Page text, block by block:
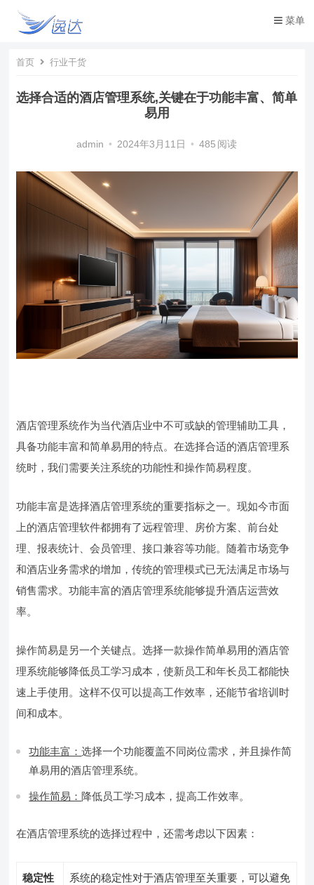
菜单
首页 行业干货
选择合适的酒店管理系统,关键在于功能丰富、简单
易用
admin • 2024年3月11日 • 485 阅读
酒店管理系统作为当代酒店业中不可或缺的管理辅助工具，
具备功能丰富和简单易用的特点。在选择合适的酒店管理系
统时，我们需要关注系统的功能性和操作简易程度。
功能丰富是选择酒店管理系统的重要指标之一。现如今市面
上的酒店管理软件都拥有了远程管理、房价方案、前台处
理、报表统计、会员管理、接口兼容等功能。随着市场竞争
和酒店业务需求的增加，传统的管理模式已无法满足市场与
销售需求。功能丰富的酒店管理系统能够提升酒店运营效
率。
操作简易是另一个关键点。选择一款操作简单易用的酒店管
理系统能够降低员工学习成本，使新员工和年长员工都能快
速上手使用。这样不仅可以提高工作效率，还能节省培训时
间和成本。
功能丰富：选择一个功能覆盖不同岗位需求，并且操作简
单易用的酒店管理系统。
操作简易： 降低员工学习成本，提高工作效率。
在酒店管理系统的选择过程中，还需考虑以下因素：
稳定性
系统的稳定性对于酒店管理至关重要，可以避免